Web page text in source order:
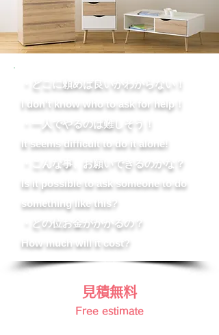
・どこに頼めば良いかわからない！
I don't know who to ask for help！
・一人でやるのは難しそう！
It seems difficult to do it alone!
・こんな事、お願いできるのかな？
Is it possible to ask someone to do
something like this?
・どの位お金がかかるの？
How much will it cost?
見積無料
Free estimate